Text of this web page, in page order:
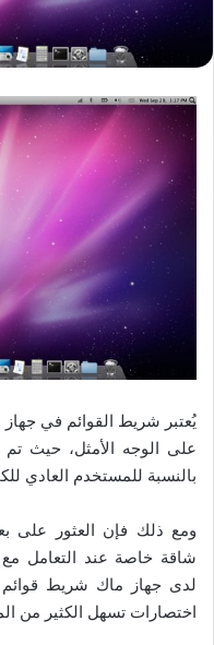
يُعتبر شريط القوائم في جهاز
على الوجه الأمثل، حيث
بالنسبة للمستخدم العادي
ومع ذلك فإن العثور على
شاقة خاصة عند التعامل
لدى جهاز ماك شريط قوائم
اختصارات تسهل الكثير من